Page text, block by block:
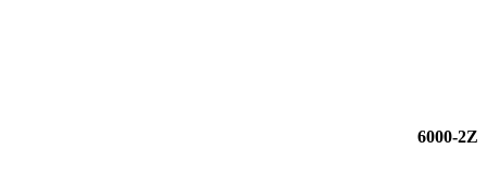
6000-2Z